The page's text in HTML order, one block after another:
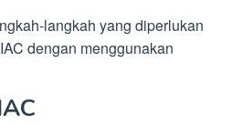
langkah yang diperlukan
dengan menggunakan